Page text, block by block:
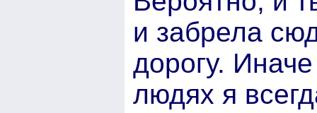
и забрела
дорогу.
людях я